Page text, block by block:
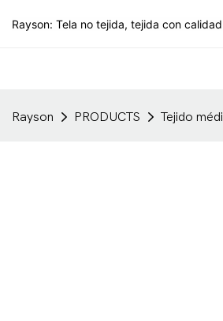
Rayson: Tela no tejida, tejida con
Rayson PRODUCTS Tejido